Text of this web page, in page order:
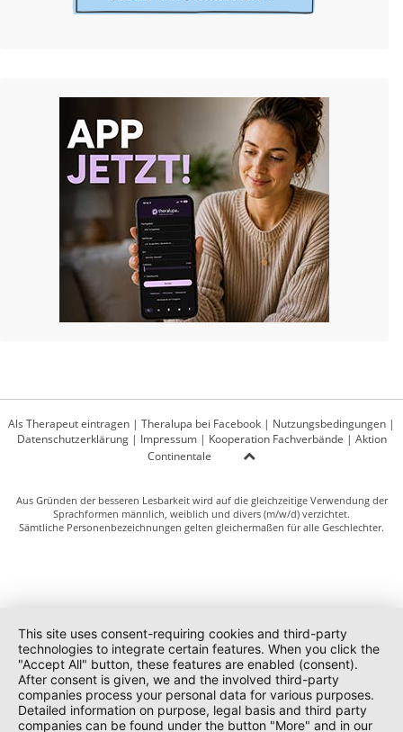
Als Therapeut eintragen | Theralupa bei Facebook | Nutzungsbedingungen |
Datenschutzerklärung| Impressum| Kooperation Fachverbände | Aktion
Continentale
Aus Gründen der besseren Lesbarkeit wird auf die gleichzeitige Verwendung der
Sprachformen männlich, weiblich und divers (m/w/d) verzichtet.
Sämtliche Personenbezeichnungen gelten gleichermaßen für alle Geschlechter.
This site uses consent-requiring cookies and third-party
technologies to integrate certain features. When you click the
"Accept All" button, these features are enabled (consent).
After consent is given, we and the involved third-party
companies process your personal data for various purposes.
Detailed information on purpose, legal basis and third party
companies can be found under the button "More" and in our